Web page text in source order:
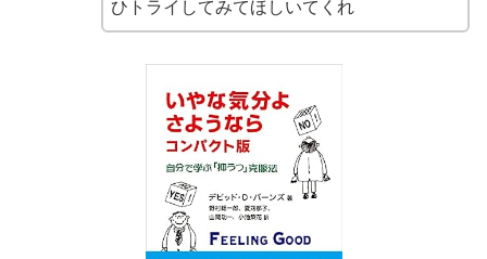
ひトライしてみてほしいてくれ